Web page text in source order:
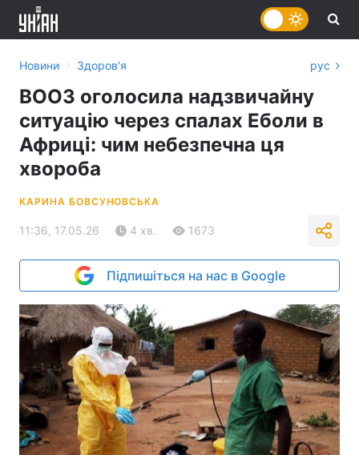
Новини › Здоров'я рус
ВООЗ оголосила надзвичайну
ситуацію через спалах Еболи в
Африці: чим небезпечна ця
хвороба
КАРИНА БОВСУНОВСЬКА
11:36, 17.05.26 4 хв. 1673
Підпишіться на нас в Google